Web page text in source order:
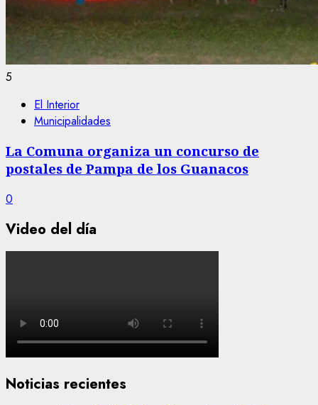
5
El Interior
Municipalidades
La Comuna organiza un concurso de
postales de Pampa de los Guanacos
0
Video del día
Noticias recientes